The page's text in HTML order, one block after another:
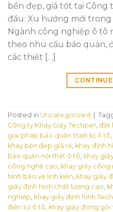
bền đẹp, giá tốt tại Công
đầu: Xu hướng mới
Ngành công nghiệp ô tô
theo nhu cầu bảo quản,
các thiết […]
Posted in Uncategorized
Công ty Khay Giấy Techper, đặt
giải pháp bảo quản thiết bị ô tô,
khay bền đẹp giá rẻ, khay định
bảo quản nội thất ô tô, khay
công nghệ cao, khay giấy công
hình bảo vệ linh kiện, khay giấy
giấy định hình chất lượng cao,
nghiệp, khay giấy định hình
điện tử ô tô, khay giấy đóng